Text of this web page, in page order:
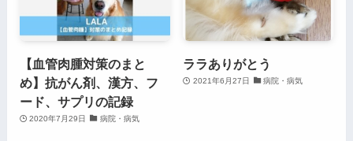
【血管肉腫対策のまと
め】抗がん剤、漢方、フ
ード、サプリの記録
2020年7月29日 病院・病気
ララありがとう
2021年6月27日 病院・病気